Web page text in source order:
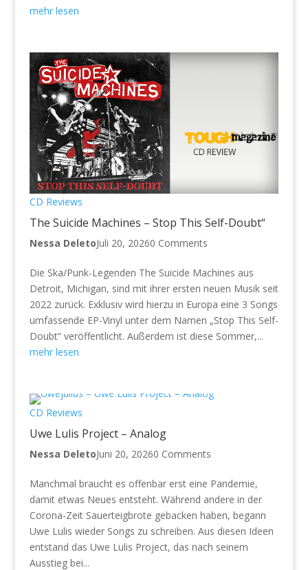
mehr lesen
CD Reviews
The Suicide Machines – Stop This Self-Doubt“
Nessa DeletoJuli 20, 20260 Comments
Die Ska/Punk-Legenden The Suicide Machines aus
Detroit, Michigan, sind mit ihrer ersten neuen Musik seit
2022 zurück. Exklusiv wird hierzu in Europa eine 3 Songs
umfassende EP-Vinyl unter dem Namen „Stop This Self-
Doubt“ veröffentlicht. Außerdem ist diese Sommer,...
mehr lesen
CD Reviews
Uwe Lulis Project – Analog
Nessa DeletoJuni 20, 20260 Comments
Manchmal braucht es offenbar erst eine Pandemie,
damit etwas Neues entsteht. Während andere in der
Corona-Zeit Sauerteigbrote gebacken haben, begann
Uwe Lulis wieder Songs zu schreiben. Aus diesen Ideen
entstand das Uwe Lulis Project, das nach seinem
Ausstieg bei...